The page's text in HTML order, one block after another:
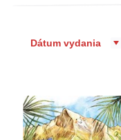
Dátum vydania